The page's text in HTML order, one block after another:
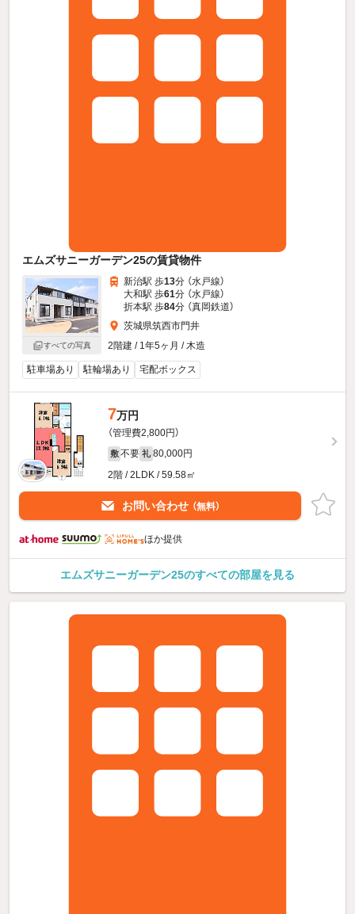
エムズサニーガーデン25の賃貸物件
すべての写真
新治駅 歩13分 （水戸線）
大和駅 歩61分 （水戸線）
折本駅 歩84分 （真岡鉄道）
茨城県筑西市門井
2階建 / 1年5ヶ月 / 木造
駐車場あり 駐輪場あり 宅配ボックス
7万円
（管理費2,800円）
敷 不要 礼 80,000円
2階 / 2LDK / 59.58㎡
お問い合わせ （無料）
ほか提供
エムズサニーガーデン25のすべての部屋を見る